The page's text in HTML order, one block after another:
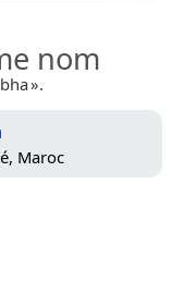
nom
».
Maroc